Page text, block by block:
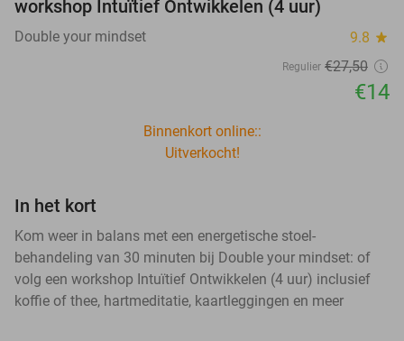
workshop Intuïtief Ontwikkelen (4 uur)
Double your mindset 9.8 star
Regulier €27,50
€14
Binnenkort online::
Uitverkocht!
In het kort
Kom weer in balans met een energetische stoel-
behandeling van 30 minuten bij Double your mindset: of
volg een workshop Intuïtief Ontwikkelen (4 uur) inclusief
koffie of thee, hartmeditatie, kaartleggingen en meer